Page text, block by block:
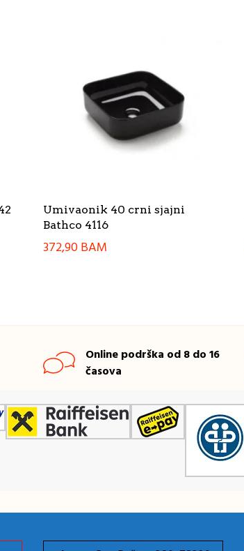
Umivaonik 40 crni sjajni
Bathco 4116
372,90BAM
Online podrška od 8 do 16
časova